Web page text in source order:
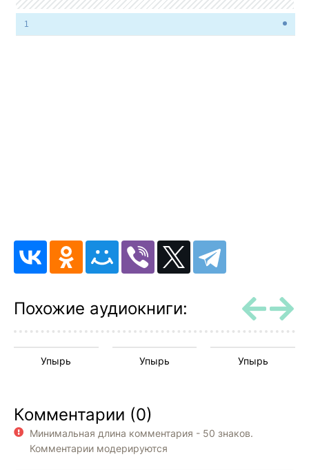
1
Похожие аудиокниги:
Упырь Упырь Упырь
Комментарии (0)
Минимальная длина комментария - 50 знаков.
Комментарии модерируются